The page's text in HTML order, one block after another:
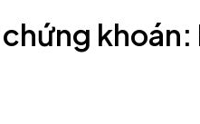
khoán: